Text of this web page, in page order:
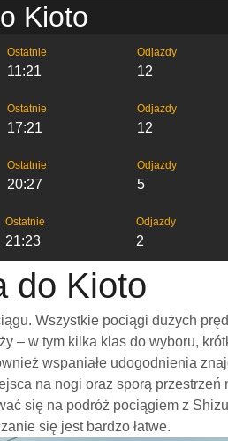
Kioto
Ostatnie
11:21
Odjazdy
12
Ostatnie
17:21
Odjazdy
12
Ostatnie
20:27
Odjazdy
5
Ostatnie
21:23
Odjazdy
2
do Kioto
Wszystkie pociągi dużych
– w tym kilka klas do wyboru,
wspaniałe udogodnienia
na nogi oraz sporą
się na podróż pociągiem z
się jest bardzo łatwe.